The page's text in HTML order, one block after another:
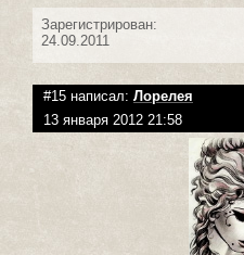
Зарегистрирован:
24.09.2011
#15 написал: Лорелея
13 января 2012 21:58